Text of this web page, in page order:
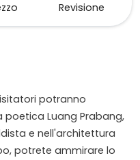
Revisione
potranno
poetica Luang Prabang,
e nell'architettura
potrete ammirare lo